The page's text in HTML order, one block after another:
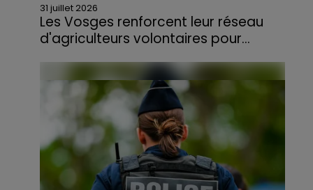
31 juillet 2026
Les Vosges renforcent leur réseau
d'agriculteurs volontaires pour...
départs de feu, la Chambre d'agriculture
des Vosges a lancé un appel aux
agriculteurs volontaires pour venir en aide...